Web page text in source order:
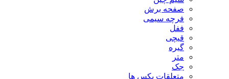
صفحه برش
فرچه سیمی
ففل
قیچی
گیره
متر
جک
متعلقات بکس ها